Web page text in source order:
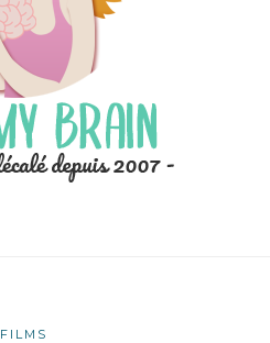
FILMS